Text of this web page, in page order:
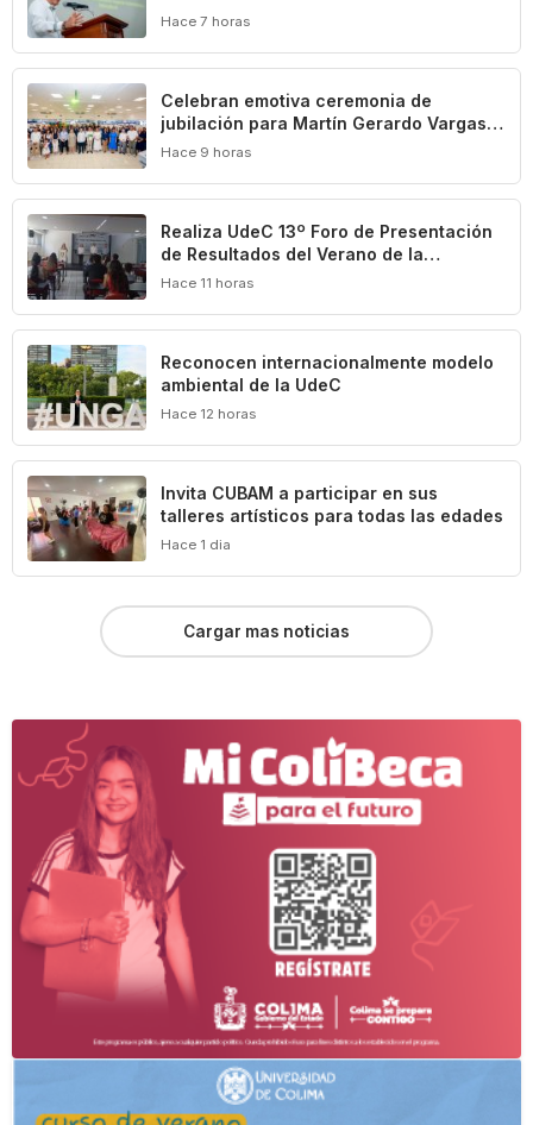
Universidad: Carlos Iván Moreno
Hace 7 horas
Celebran emotiva ceremonia de
jubilación para Martín Gerardo Vargas
Elizondo
Hace 9 horas
Realiza UdeC 13º Foro de Presentación
de Resultados del Verano de la
Investigación
Hace 11 horas
Reconocen internacionalmente modelo
ambiental de la UdeC
Hace 12 horas
Invita CUBAM a participar en sus
talleres artísticos para todas las edades
Hace 1 dia
Cargar mas noticias